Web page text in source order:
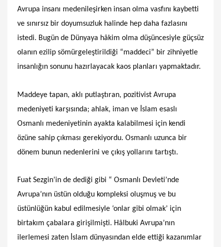
Avrupa insanı medenileşirken insan olma vasfını kaybetti
ve sınırsız bir doyumsuzluk halinde hep daha fazlasını
istedi. Bugün de Dünyaya hâkim olma düşüncesiyle güçsüz
olanın ezilip sömürgeleştirildiği “maddeci” bir zihniyetle
insanlığın sonunu hazırlayacak kaos planları yapmaktadır.
Maddeye tapan, aklı putlaştıran, pozitivist Avrupa
medeniyeti karşısında; ahlak, iman ve İslam esaslı
Osmanlı medeniyetinin ayakta kalabilmesi için kendi
özüne sahip çıkması gerekiyordu. Osmanlı uzunca bir
dönem bunun nedenlerini ve çıkış yollarını tartıştı.
Fuat Sezgin’in de dediği gibi “ Osmanlı Devleti’nde
Avrupa’nın üstün olduğu kompleksi oluşmuş ve bu
üstünlüğün kabul edilmesiyle ‘onlar gibi olmak’ için
birtakım çabalara girişilmişti. Hâlbuki Avrupa’nın
ilerlemesi zaten İslam dünyasından elde ettiği kazanımlar